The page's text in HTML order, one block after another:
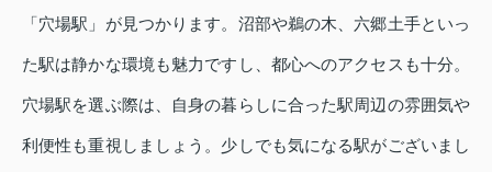
「穴場駅」が見つかります。沼部や鵜の木、六郷土手といっ
た駅は静かな環境も魅力ですし、都心へのアクセスも十分。
穴場駅を選ぶ際は、自身の暮らしに合った駅周辺の雰囲気や
利便性も重視しましょう。少しでも気になる駅がございまし